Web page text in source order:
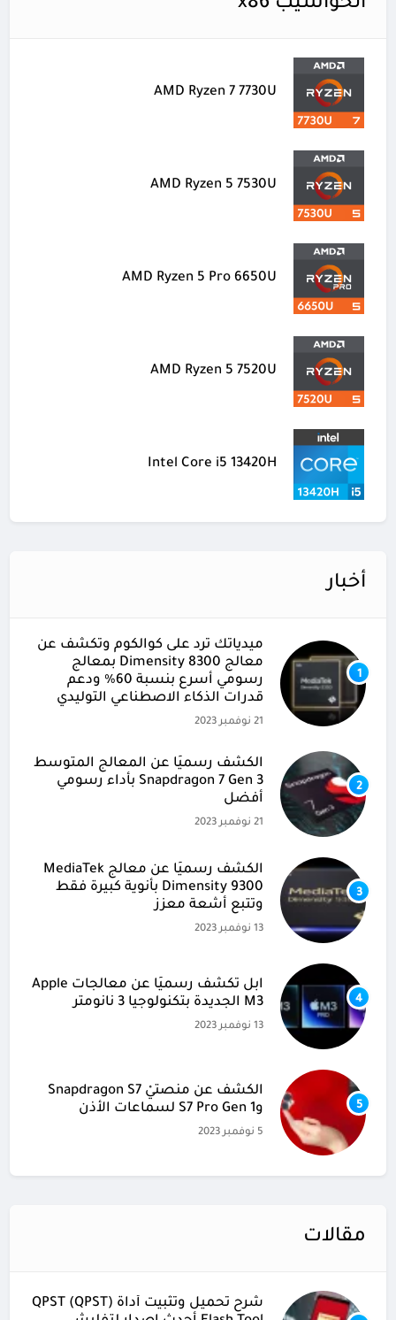
AMD Ryzen 7 7730U
AMD Ryzen 5 7530U
AMD Ryzen 5 Pro 6650U
AMD Ryzen 5 7520U
Intel Core i5 13420H
أخبار
1
ميدياتك ترد على كوالكوم وتكشف عن
معالج Dimensity 8300 بمعالج
رسومي أسرع بنسبة 60% ودعم
قدرات الذكاء الاصطناعي التوليدي
21 نوفمبر 2023
2
الكشف رسميًا عن المعالج المتوسط
Snapdragon 7 Gen 3 بأداء رسومي
أفضل
21 نوفمبر 2023
3
الكشف رسميًا عن معالج MediaTek
Dimensity 9300 بأنوية كبيرة فقط
وتتبع أشعة معزز
13 نوفمبر 2023
4
آبل تكشف رسميًا عن معالجات Apple
M3 الجديدة بتكنولوجيا 3 نانومتر
13 نوفمبر 2023
5
الكشف عن منصتيْ Snapdragon S7
وS7 Pro Gen 1 لسماعات الأذن
5 نوفمبر 2023
مقالات
شرح تحميل وتثبيت أداة (QPST (QPST